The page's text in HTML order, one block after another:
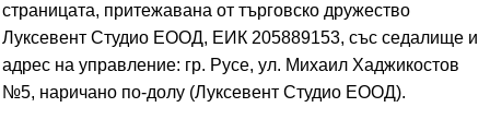
страницата, притежавана от търговско дружество
Луксевент Студио ЕООД, ЕИК 205889153, със седалище и
адрес на управление: гр. Русе, ул. Михаил Хаджикостов
№5, наричано по-долу (Луксевент Студио ЕООД).